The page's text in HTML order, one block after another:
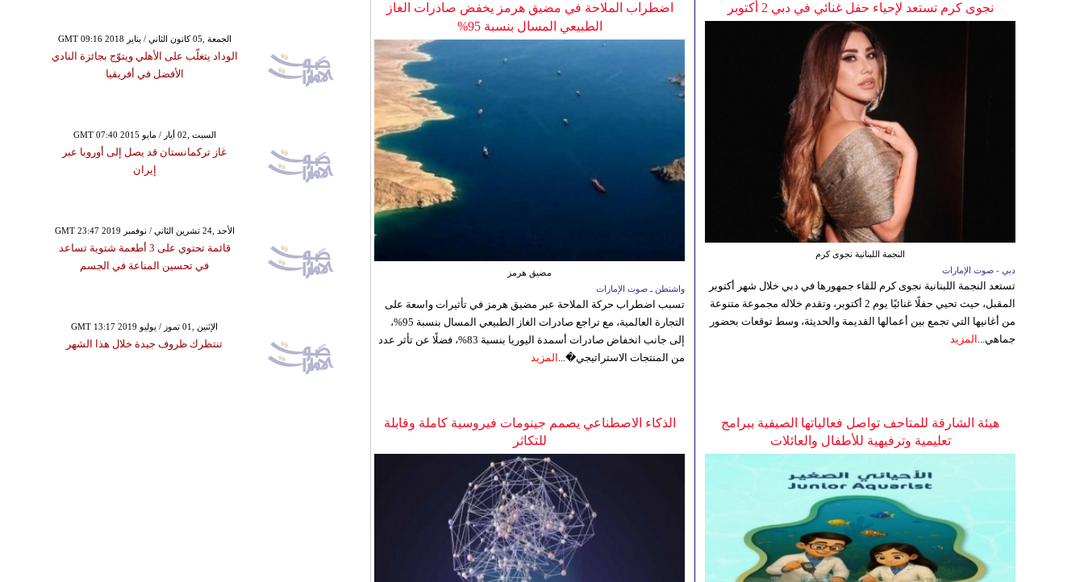
اضطراب الملاحة في مضيق هرمز يخفض صادرات الغاز
الطبيعي المسال بنسبة 95%
مضيق هرمز
واشنطن ـ صوت الإمارات
تسبب اضطراب حركة الملاحة عبر مضيق هرمز في تأثيرات واسعة على
التجارة العالمية، مع تراجع صادرات الغاز الطبيعي المسال بنسبة 95%،
إلى جانب انخفاض صادرات أسمدة اليوريا بنسبة 83%، فضلًا عن تأثر عدد
من المنتجات الاستراتيجي�... المزيد
نجوى كرم تستعد لإحياء حفل غنائي في دبي 2 أكتوبر
النجمة اللبنانية نجوى كرم
دبي - صوت الإمارات
تستعد النجمة اللبنانية نجوى كرم للقاء جمهورها في دبي خلال شهر أكتوبر
المقبل، حيث تحيي حفلًا غنائيًا يوم 2 أكتوبر، وتقدم خلاله مجموعة متنوعة
من أغانيها التي تجمع بين أعمالها القديمة والحديثة، وسط توقعات بحضور
جماهي... المزيد
الذكاء الاصطناعي يصمم جينومات فيروسية كاملة وقابلة
للتكاثر
هيئة الشارقة للمتاحف تواصل فعالياتها الصيفية ببرامج
تعليمية وترفيهية للأطفال والعائلات
GMT 09:16 2018 الجمعة ,05 كانون الثاني / يناير
الوداد يتغلّب على الأهلي ويتوّج بجائزة النادي
الأفضل في أفريقيا
GMT 07:40 2015 السبت ,02 أيار / مايو
غاز تركمانستان قد يصل إلى أوروبا عبر
إيران
GMT 23:47 2019 الأحد ,24 تشرين الثاني / نوفمبر
قائمة تحتوي على 3 أطعمة شتوية تساعد
في تحسين المناعة في الجسم
GMT 13:17 2019 الإثنين ,01 تموز / يوليو
تنتظرك ظروف جيدة خلال هذا الشهر